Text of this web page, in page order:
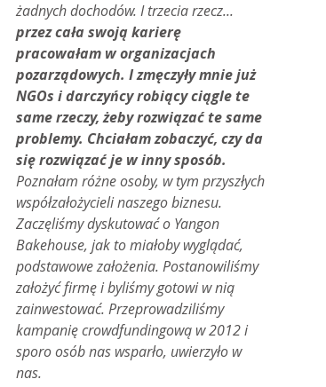
żadnych dochodów. I trzecia rzecz...
przez cała swoją karierę
pracowałam w organizacjach
pozarządowych. I zmęczyły mnie już
NGOs i darczyńcy robiący ciągle te
same rzeczy, żeby rozwiązać te same
problemy. Chciałam zobaczyć, czy da
się rozwiązać je w inny sposób.
Poznałam różne osoby, w tym przyszłych
współzałożycieli naszego biznesu.
Zaczęliśmy dyskutować o Yangon
Bakehouse, jak to miałoby wyglądać,
podstawowe założenia. Postanowiliśmy
założyć firmę i byliśmy gotowi w nią
zainwestować. Przeprowadziliśmy
kampanię crowdfundingową w 2012 i
sporo osób nas wsparło, uwierzyło w
nas.